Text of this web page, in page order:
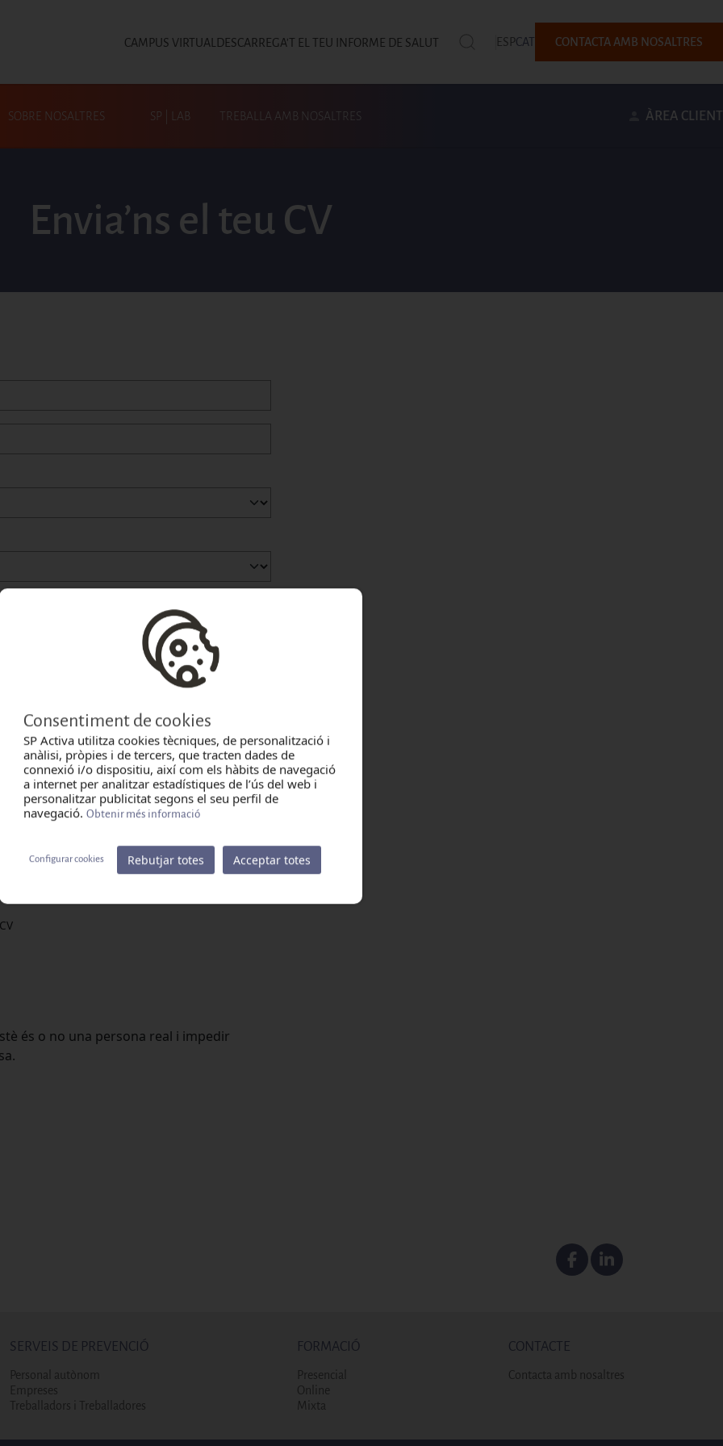
Top
CAMPUS VIRTUAL DESCARREGA'T EL TEU INFORME DE SALUT ESPCAT CONTACTA AMB NOSALTRES
SOBRE NOSALTRES SP | LAB TREBALLA AMB NOSALTRES ÀREA CLIENT
Envia’ns el teu CV
novetats i promocions de serveis relacionats
és o no una persona real i impedir
FacebookLinkedin
SERVEIS DE PREVENCIÓ
Personal autònom
Empreses
Treballadors i Treballadores
FORMACIÓ
Presencial
Online
Mixta
CONTACTE
Contacta amb nosaltres
Consentiment de cookies
SP Activa utilitza cookies tècniques, de personalització i
anàlisi, pròpies i de tercers, que tracten dades de
connexió i/o dispositiu, així com els hàbits de navegació
a internet per analitzar estadístiques de l’ús del web i
personalitzar publicitat segons el seu perfil de
navegació. Obtenir més informació
Configurar cookies Rebutjar totes Acceptar totes